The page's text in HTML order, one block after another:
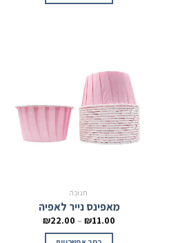
חנוכה
מאפינס נייר לאפיה
₪11.00
–
₪22.00